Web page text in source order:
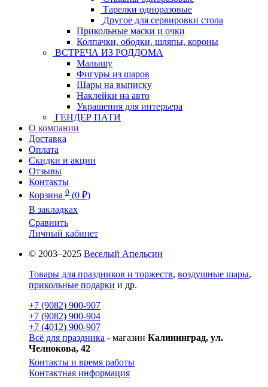
Тарелки одноразовые
Другое для сервировки стола
Прикольные маски и очки
Колпачки, ободки, шляпы, короны
ВСТРЕЧА ИЗ РОДДОМА
Малышу
Фигуры из шаров
Шары на выписку
Наклейки на авто
Украшения для интерьера
ГЕНДЕР ПАТИ
О компании
Доставка
Оплата
Скидки и акции
Отзывы
Контакты
Корзина 0 (0 ₽)
В закладках
Сравнить
Личный кабинет
© 2003–2025 Веселый Апельсин
Товары для праздников и торжеств, воздушные шары,
прикольные подарки и др.
+7 (9082) 900-907
+7 (9082) 900-904
+7 (4012) 900-907
Всё для праздника - магазин Калининград, ул.
Челнокова, 42
Контакты и время работы
Контактная информация